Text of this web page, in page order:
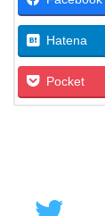
Hatena
Pocket